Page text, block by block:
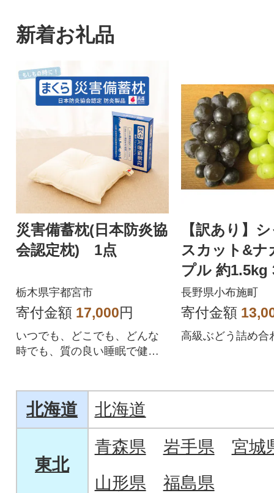
新着お礼品
災害備蓄枕(日本防炎協
会認定枕) 1点
栃木県宇都宮市
寄付金額 17,000円
いつでも、どこでも、どんな
時でも、質の良い睡眠で健康
【訳あり】
スカット&ナ
プル 約1.5kg
長野県小布施町
寄付金額
高級ぶどう詰め合
北海道 北海道
東北
青森県 岩手県
宮城
山形県
福島県